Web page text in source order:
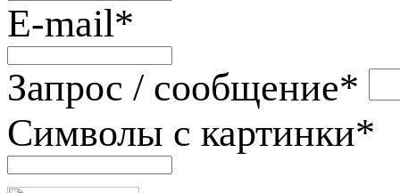
E-mail*
Запрос / сообщение*
Символы с картинки*